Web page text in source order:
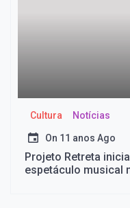
Cultura Notícias
On 11 anos Ago
Projeto Retreta
espetáculo musical